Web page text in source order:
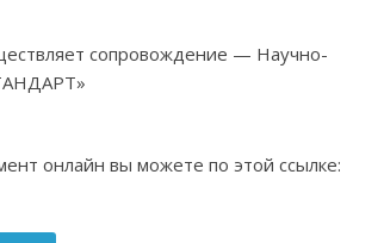
сопровождение — Научно-
онлайн вы можете по этой ссылке: